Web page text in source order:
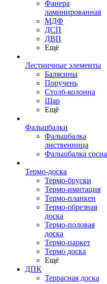
Фанера
ламинированная
МДФ
ДСП
ДВП
Ещё
Лестничные элементы
Балясины
Поручень
Столб-колонна
Шар
Ещё
Фальшбалки
Фальшбалка
лиственница
Фальшбалка сосна
Термо-доска
Термо-бруски
Термо-имитация
Термо-планкен
Термо-обрезная
доска
Термо-половая
доска
Термо-паркет
Термо доска
Ещё
ДПК
Террасная доска